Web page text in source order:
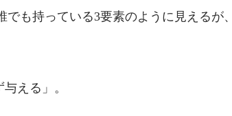
でも持っている3要素のように見えるが
える」。